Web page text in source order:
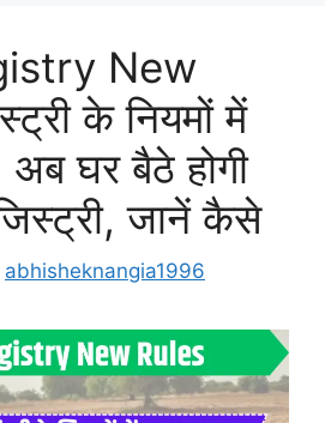
New
के नियमों में
अब घर बैठे होगी
जानें कैसे
abhisheknangia1996